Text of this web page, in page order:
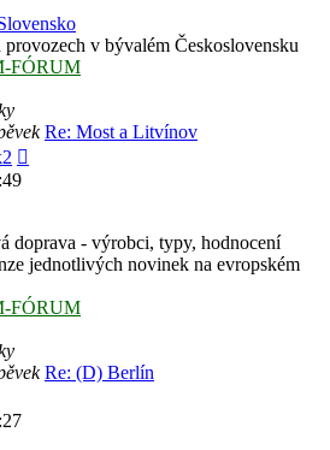
v bývalém Československu
FÓRUM
Re: Most a Litvínov
doprava - výrobci, typy, hodnocení
jednotlivých novinek na evropském
FÓRUM
Re: (D) Berlín